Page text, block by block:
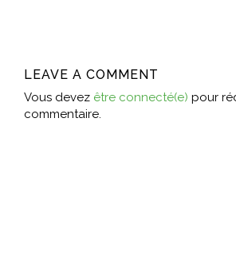
LEAVE A COMMENT
Vous devez être connecté(e) pour
commentaire.